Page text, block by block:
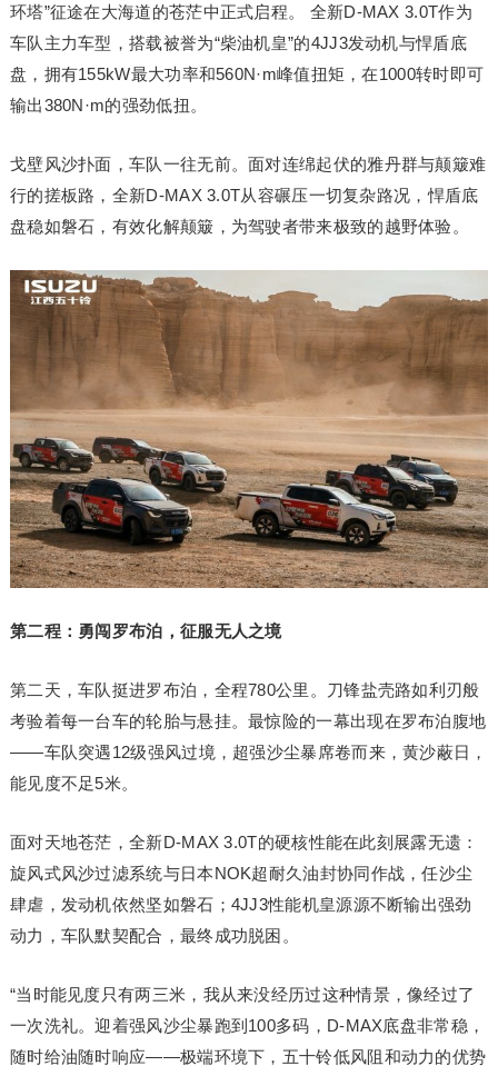
环塔”征途在大海道的苍茫中正式启程。 全新D-MAX 3.0T作为
车队主力车型，搭载被誉为“柴油机皇”的4JJ3发动机与悍盾底
盘，拥有155kW最大功率和560N·m峰值扭矩，在1000转时即可
输出380N·m的强劲低扭。
戈壁风沙扑面，车队一往无前。面对连绵起伏的雅丹群与颠簸难
行的搓板路，全新D-MAX 3.0T从容碾压一切复杂路况，悍盾底
盘稳如磐石，有效化解颠簸，为驾驶者带来极致的越野体验。
第二程：勇闯罗布泊，征服无人之境
第二天，车队挺进罗布泊，全程780公里。刀锋盐壳路如利刃般
考验着每一台车的轮胎与悬挂。最惊险的一幕出现在罗布泊腹地
——车队突遇12级强风过境，超强沙尘暴席卷而来，黄沙蔽日，
能见度不足5米。
面对天地苍茫，全新D-MAX 3.0T的硬核性能在此刻展露无遗：
旋风式风沙过滤系统与日本NOK超耐久油封协同作战，任沙尘
肆虐，发动机依然坚如磐石；4JJ3性能机皇源源不断输出强劲
动力，车队默契配合，最终成功脱困。
“当时能见度只有两三米，我从来没经历过这种情景，像经过了
一次洗礼。迎着强风沙尘暴跑到100多码，D-MAX底盘非常稳，
随时给油随时响应——极端环境下，五十铃低风阻和动力的优势